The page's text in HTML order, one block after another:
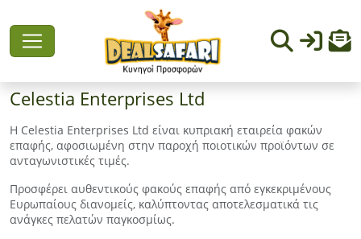
Celestia Enterprises Ltd
Η Celestia Enterprises Ltd είναι κυπριακή εταιρεία φακών
επαφής, αφοσιωμένη στην παροχή ποιοτικών προϊόντων σε
ανταγωνιστικές τιμές.
Προσφέρει αυθεντικούς φακούς επαφής από εγκεκριμένους
Ευρωπαίους διανομείς, καλύπτοντας αποτελεσματικά τις
ανάγκες πελατών παγκοσμίως.